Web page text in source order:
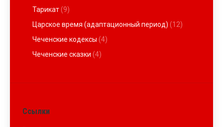
Тарикат(9)
Царское время (адаптационный период) (12)
Чеченские кодексы (4)
Чеченские сказки (4)
Ссылки